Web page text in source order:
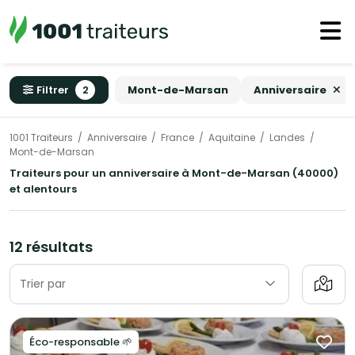
Filtrer 2 Mont-de-Marsan Anniversaire
1001 Traiteurs Anniversaire France Aquitaine
Landes
Mont-de-Marsan
Traiteurs pour un anniversaire à Mont-de-Marsan (40000)
et alentours
12 résultats
Trier par
Éco-responsable 🌱